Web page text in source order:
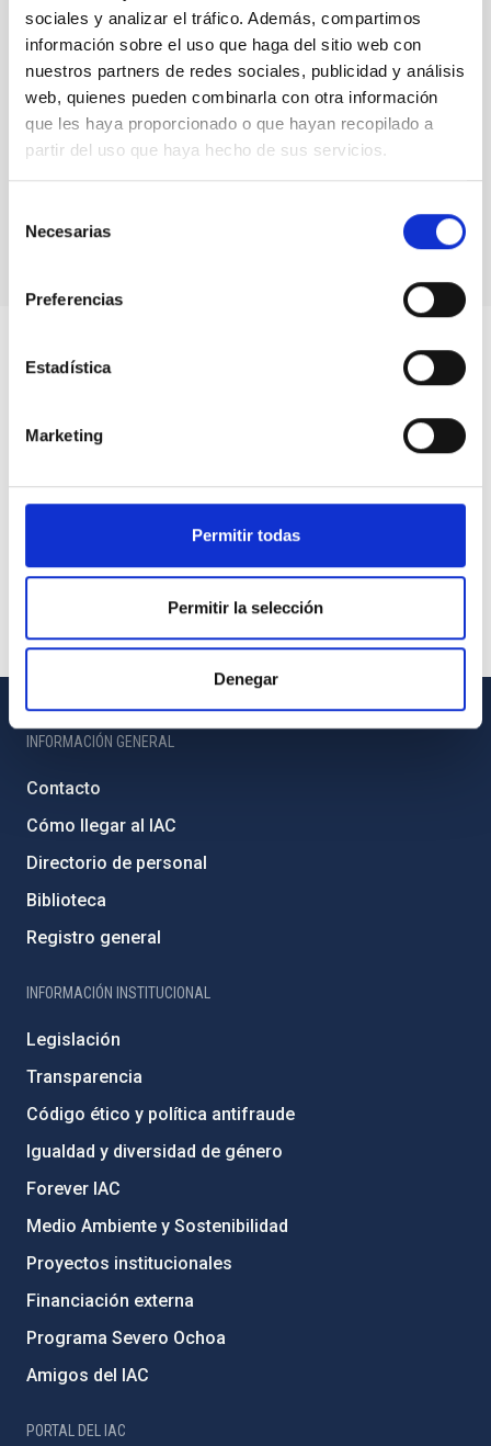
sociales y analizar el tráfico. Además, compartimos
información sobre el uso que haga del sitio web con
nuestros partners de redes sociales, publicidad y análisis
web, quienes pueden combinarla con otra información
que les haya proporcionado o que hayan recopilado a
partir del uso que haya hecho de sus servicios.
Necesarias
Preferencias
Estadística
Marketing
Permitir todas
Permitir la selección
Denegar
Abell 370
INFORMACIÓN GENERAL
Contacto
Cómo llegar al IAC
Directorio de personal
Biblioteca
Registro general
INFORMACIÓN INSTITUCIONAL
Legislación
Transparencia
Código ético y política antifraude
Igualdad y diversidad de género
Forever IAC
Medio Ambiente y Sostenibilidad
Proyectos institucionales
Financiación externa
Programa Severo Ochoa
Amigos del IAC
PORTAL DEL IAC